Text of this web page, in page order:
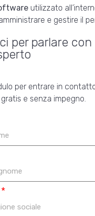
utilizzato
e gestire il
per parlare con
per entrare in
e senza impegno.